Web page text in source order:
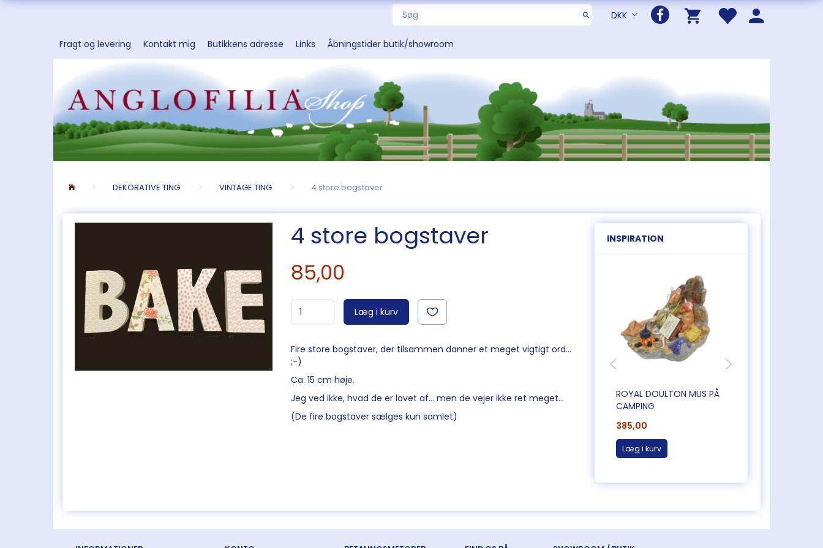
DKK
Fragt og levering Kontakt mig Butikkens adresse Links Åbningstider butik/showroom
DEKORATIVE TING VINTAGE TING 4 store bogstaver
4 store bogstaver
85,00
Læg i kurv
Fire store bogstaver, der tilsammen danner et meget vigtigt ord...
;-)
Ca. 15 cm høje.
Jeg ved ikke, hvad de er lavet af... men de vejer ikke ret meget...
(De fire bogstaver sælges kun samlet)
INSPIRATION
ROYAL DOULTON MUS PÅ
CAMPING
385,00
Læg i kurv